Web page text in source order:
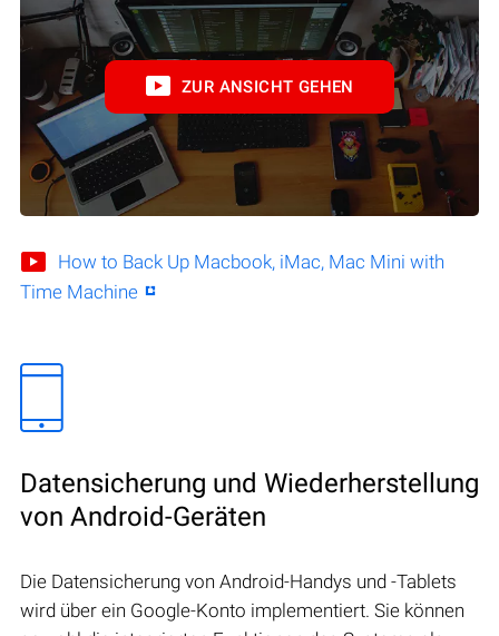
ZUR ANSICHT GEHEN
How to Back Up Macbook, iMac, Mac Mini with
Time Machine
Datensicherung und Wiederherstellung
von Android-Geräten
Die Datensicherung von Android-Handys und -Tablets
wird über ein Google-Konto implementiert. Sie können